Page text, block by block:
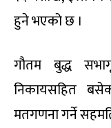
हुने भएको छ ।
गौतम बुद्ध
निकायसहित
मतगणना गर्ने